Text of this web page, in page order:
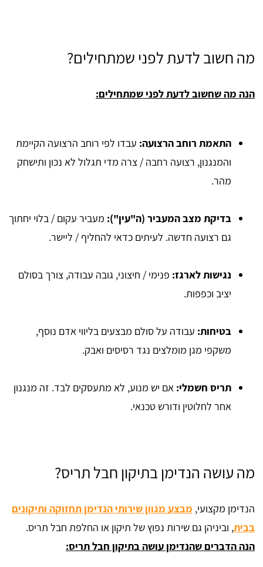
מה חשוב לדעת לפני שמתחילים?
​הנה מה שחשוב לדעת לפני שמתחילים:
התאמת רוחב הרצועה: עבדו לפי רוחב הרצועה הקיימת
והמנגנון, רצועה רחבה / צרה מדי תגלול לא נכון ותישחק
מהר.
בדיקת מצב המעביר (ה"עין"): מעביר עקום / בלוי יחתוך
גם רצועה חדשה. לעיתים כדאי להחליף / ליישר.
נגישות לארגז: פנימי / חיצוני, גובה עבודה, צורך בסולם
יציב וכפפות.
בטיחות: עבודה על סולם מבצעים בליווי אדם נוסף,
משקפי מגן מומלצים נגד רסיסים ואבק.
תריס חשמלי: אם יש מנוע, לא מתעסקים לבד. זה מנגנון
אחר לחלוטין ודורש טכנאי.
מה עושה הנדימן בתיקון חבל תריס?
הנדימן מקצועי, מבצע מגוון שירותי הנדימן תחזוקה ותיקונים
בבית, וביניהן גם שירות נפוץ של תיקון או החלפת חבל תריס.
הנה הדברים שהנדימן עושה בתיקון חבל תריס: